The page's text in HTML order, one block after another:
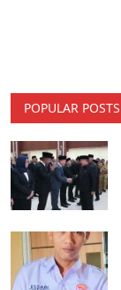
POPULAR POSTS